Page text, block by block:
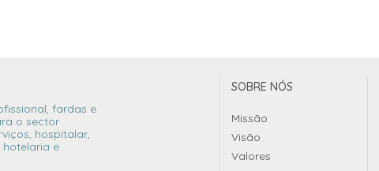
fardas e
o sector
hospitalar,
e
SOBRE NÓS
Missão
Visão
Valores